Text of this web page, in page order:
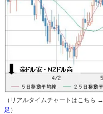
（リアルタイムチャートはこちら →
足 ）